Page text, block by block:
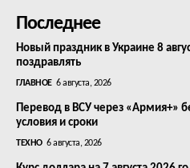
Последнее
Новый праздник в Украине 8
поздравлять
ГЛАВНОЕ 6 августа, 2026
Перевод в ВСУ через «Армия+»
условия и сроки
ТЕХНО 6 августа, 2026